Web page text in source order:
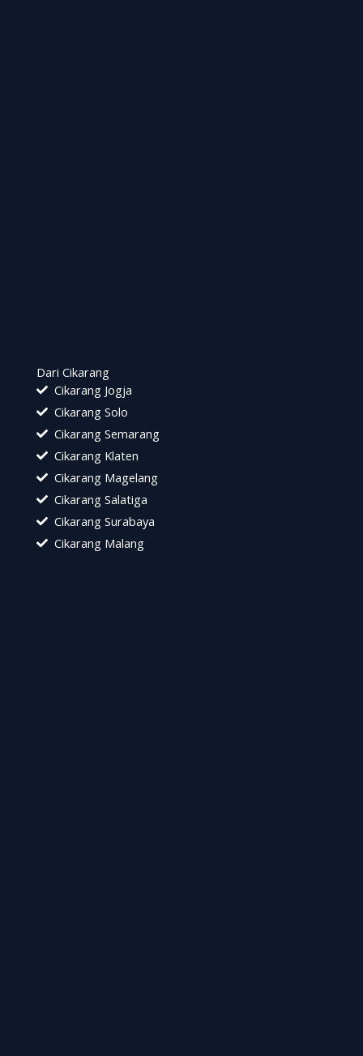
Dari Cikarang
Cikarang Jogja
Cikarang Solo
Cikarang Semarang
Cikarang Klaten
Cikarang Magelang
Cikarang Salatiga
Cikarang Surabaya
Cikarang Malang